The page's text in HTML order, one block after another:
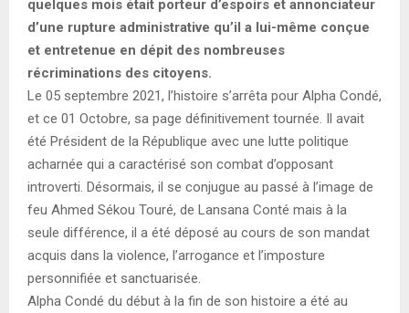
N
U
quelques mois était porteur d’espoirs et annonciateur
d’une rupture administrative qu’il a lui-même conçue
et entretenue en dépit des nombreuses
récriminations des citoyens.
Le 05 septembre 2021, l’histoire s’arrêta pour Alpha Condé,
et ce 01 Octobre, sa page définitivement tournée. Il avait
été Président de la République avec une lutte politique
acharnée qui a caractérisé son combat d’opposant
introverti. Désormais, il se conjugue au passé à l’image de
feu Ahmed Sékou Touré, de Lansana Conté mais à la
seule différence, il a été déposé au cours de son mandat
acquis dans la violence, l’arrogance et l’imposture
personnifiée et sanctuarisée.
Alpha Condé du début à la fin de son histoire a été au